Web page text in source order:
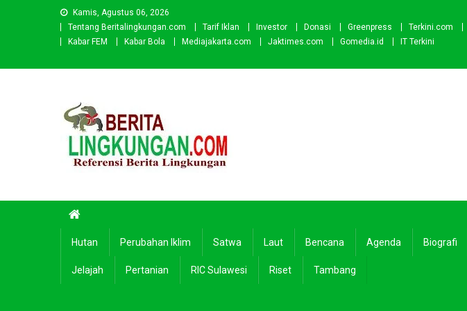
Kamis, Agustus 06, 2026
Tentang Beritalingkungan.com
Tarif Iklan Investor Donasi Greenpress Terkini.com
Kabar FEM
Kabar Bola Mediajakarta.com Jaktimes.com Gomedia.id IT Terkini
Hutan Perubahan Iklim Satwa Laut Bencana Agenda Biografi
Jelajah Pertanian RIC Sulawesi Riset Tambang